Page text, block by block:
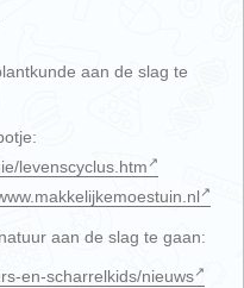
aan de slag te
levenscyclus.htm
aan de slag te gaan:
en-scharrelkids/nieuws